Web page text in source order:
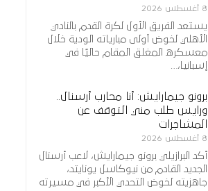
8 أغسطس 2026
يستعد الفريق الأول لكرة القدم بالنادي
الأهلي لخوض أولى مبارياته الودية خلال
معسكره المغلق المقام حاليًا في
إسبانيا،…
برونو جيمارايش: أنا محارب أرسنال..
ورايس طلب مني التوقف عن
المشاجرات
8 أغسطس 2026
أكد البرازيلي برونو جيمارايش، لاعب أرسنال
الجديد القادم من نيوكاسل يونايتد،
جاهزيته لخوض التحدي الأكبر في مسيرته